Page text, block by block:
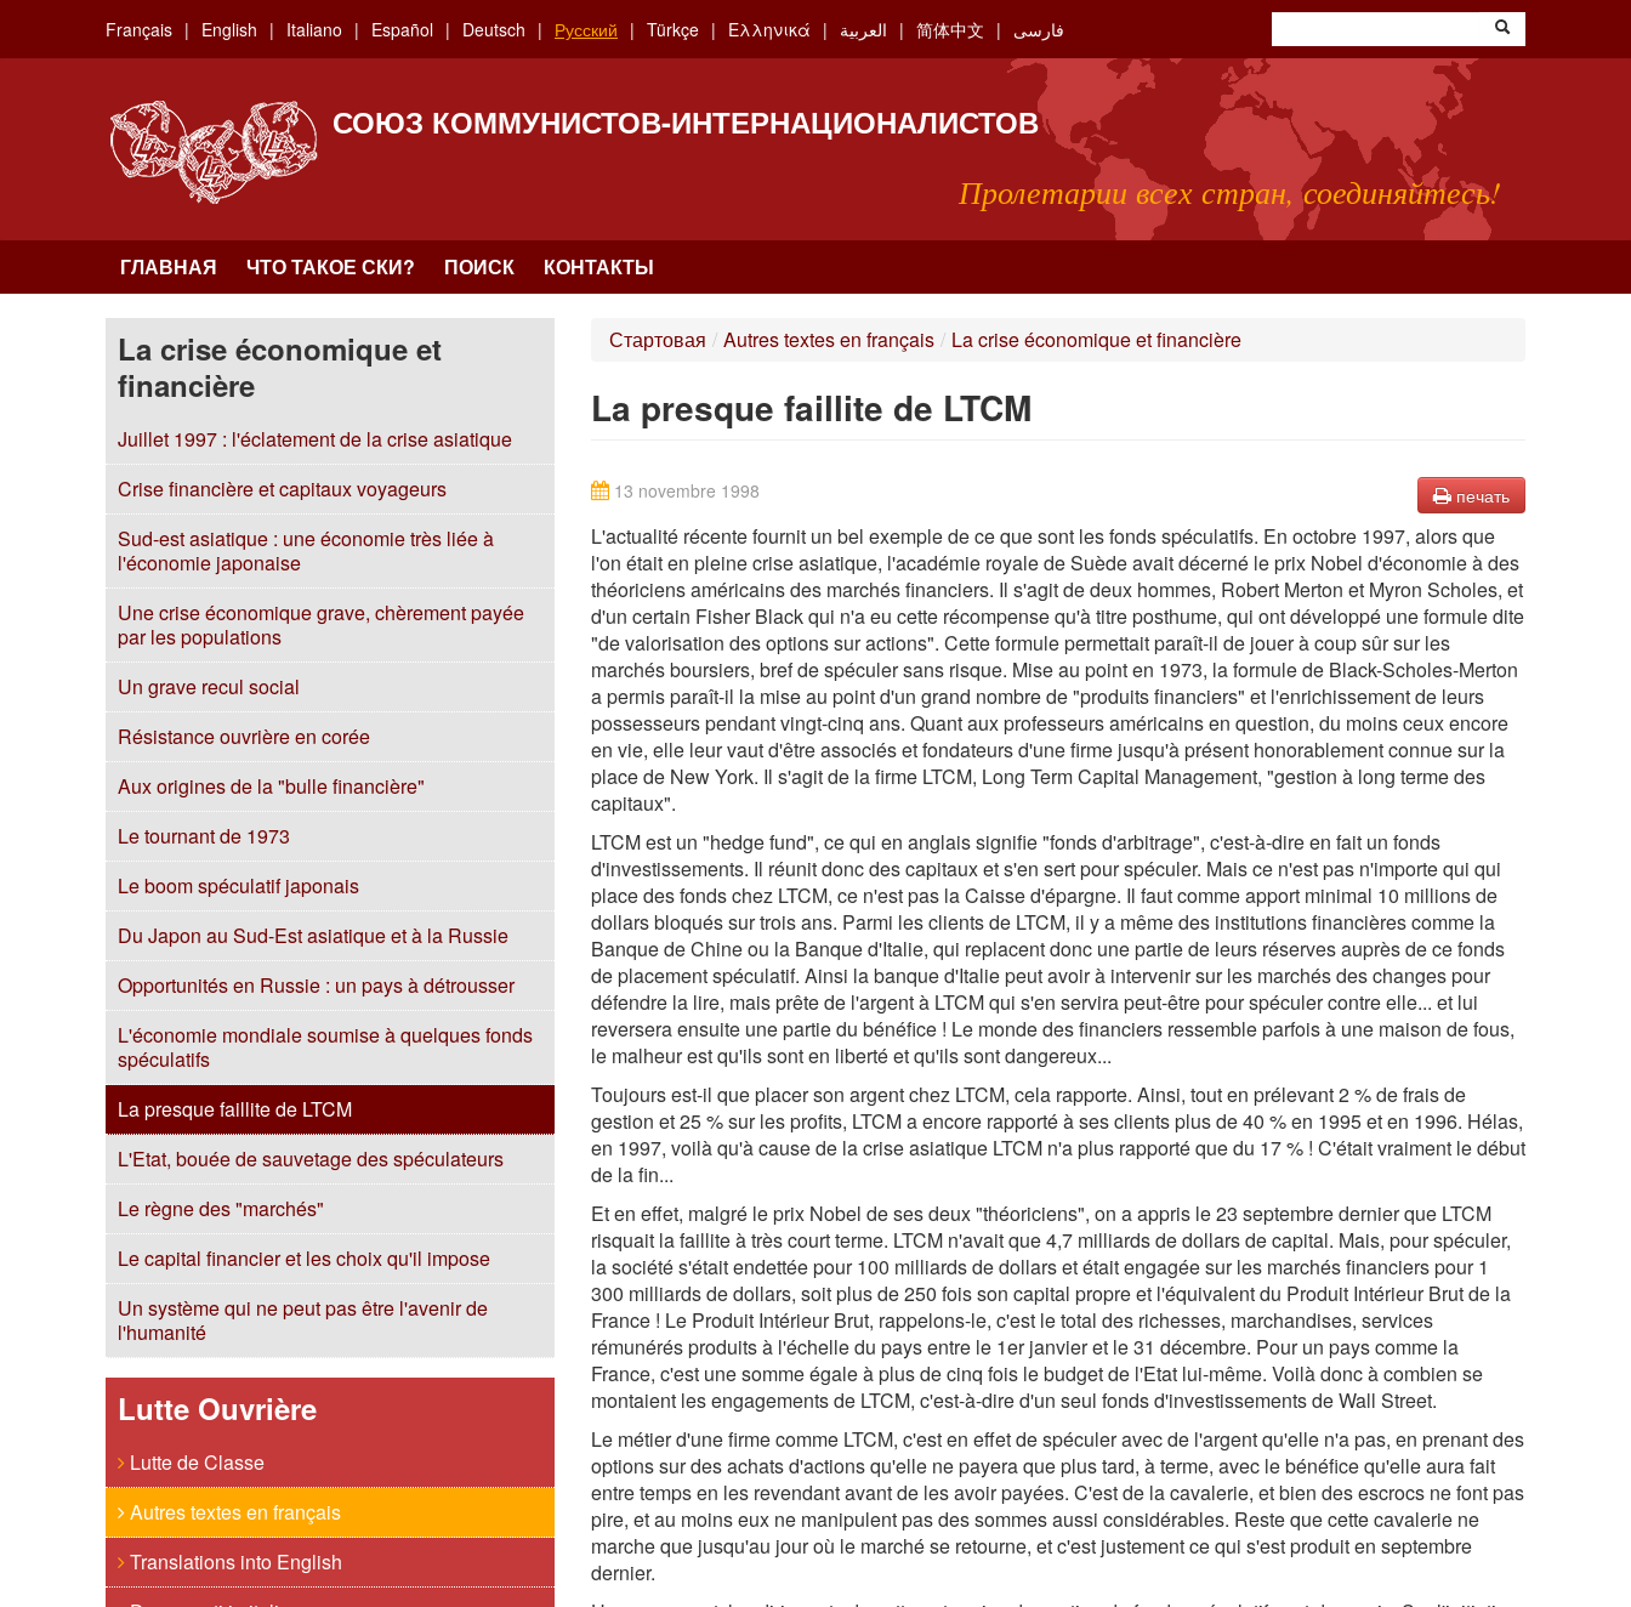
main
Français English Italiano Español Deutsch Русский Türkçe Ελληνικά العربية 简体中文 فارسی
СОЮЗ КОММУНИСТОВ-ИНТЕРНАЦИОНАЛИСТОВ
Пролетарии всех стран, соединяйтесь!
ГЛАВНАЯ ЧТО ТАКОЕ СКИ? ПОИСК КОНТАКТЫ
La crise économique et
financière
Juillet 1997 : l'éclatement de la crise asiatique
Crise financière et capitaux voyageurs
Sud-est asiatique : une économie très liée à
l'économie japonaise
Une crise économique grave, chèrement payée
par les populations
Un grave recul social
Résistance ouvrière en corée
Aux origines de la "bulle financière"
Le tournant de 1973
Le boom spéculatif japonais
Du Japon au Sud-Est asiatique et à la Russie
Opportunités en Russie : un pays à détrousser
L'économie mondiale soumise à quelques fonds
spéculatifs
La presque faillite de LTCM
L'Etat, bouée de sauvetage des spéculateurs
Le règne des "marchés"
Le capital financier et les choix qu'il impose
Un système qui ne peut pas être l'avenir de
l'humanité
Lutte Ouvrière
Lutte de Classe
Autres textes en français
Translations into English
Стартовая / Autres textes en français / La crise économique et financière
La presque faillite de LTCM
печать
13 novembre 1998
L'actualité récente fournit un bel exemple de ce que sont les fonds spéculatifs. En octobre 1997, alors que
l'on était en pleine crise asiatique, l'académie royale de Suède avait décerné le prix Nobel d'économie à des
théoriciens américains des marchés financiers. Il s'agit de deux hommes, Robert Merton et Myron Scholes, et
d'un certain Fisher Black qui n'a eu cette récompense qu'à titre posthume, qui ont développé une formule dite
"de valorisation des options sur actions". Cette formule permettait paraît-il de jouer à coup sûr sur les
marchés boursiers, bref de spéculer sans risque. Mise au point en 1973, la formule de Black-Scholes-Merton
a permis paraît-il la mise au point d'un grand nombre de "produits financiers" et l'enrichissement de leurs
possesseurs pendant vingt-cinq ans. Quant aux professeurs américains en question, du moins ceux encore
en vie, elle leur vaut d'être associés et fondateurs d'une firme jusqu'à présent honorablement connue sur la
place de New York. Il s'agit de la firme LTCM, Long Term Capital Management, "gestion à long terme des
capitaux".
LTCM est un "hedge fund", ce qui en anglais signifie "fonds d'arbitrage", c'est-à-dire en fait un fonds
d'investissements. Il réunit donc des capitaux et s'en sert pour spéculer. Mais ce n'est pas n'importe qui qui
place des fonds chez LTCM, ce n'est pas la Caisse d'épargne. Il faut comme apport minimal 10 millions de
dollars bloqués sur trois ans. Parmi les clients de LTCM, il y a même des institutions financières comme la
Banque de Chine ou la Banque d'Italie, qui replacent donc une partie de leurs réserves auprès de ce fonds
de placement spéculatif. Ainsi la banque d'Italie peut avoir à intervenir sur les marchés des changes pour
défendre la lire, mais prête de l'argent à LTCM qui s'en servira peut-être pour spéculer contre elle... et lui
reversera ensuite une partie du bénéfice ! Le monde des financiers ressemble parfois à une maison de fous,
le malheur est qu'ils sont en liberté et qu'ils sont dangereux...
Toujours est-il que placer son argent chez LTCM, cela rapporte. Ainsi, tout en prélevant 2 % de frais de
gestion et 25 % sur les profits, LTCM a encore rapporté à ses clients plus de 40 % en 1995 et en 1996. Hélas,
en 1997, voilà qu'à cause de la crise asiatique LTCM n'a plus rapporté que du 17 % ! C'était vraiment le début
de la fin...
Et en effet, malgré le prix Nobel de ses deux "théoriciens", on a appris le 23 septembre dernier que LTCM
risquait la faillite à très court terme. LTCM n'avait que 4,7 milliards de dollars de capital. Mais, pour spéculer,
la société s'était endettée pour 100 milliards de dollars et était engagée sur les marchés financiers pour 1
300 milliards de dollars, soit plus de 250 fois son capital propre et l'équivalent du Produit Intérieur Brut de la
France ! Le Produit Intérieur Brut, rappelons-le, c'est le total des richesses, marchandises, services
rémunérés produits à l'échelle du pays entre le 1er janvier et le 31 décembre. Pour un pays comme la
France, c'est une somme égale à plus de cinq fois le budget de l'Etat lui-même. Voilà donc à combien se
montaient les engagements de LTCM, c'est-à-dire d'un seul fonds d'investissements de Wall Street.
Le métier d'une firme comme LTCM, c'est en effet de spéculer avec de l'argent qu'elle n'a pas, en prenant des
options sur des achats d'actions qu'elle ne payera que plus tard, à terme, avec le bénéfice qu'elle aura fait
entre temps en les revendant avant de les avoir payées. C'est de la cavalerie, et bien des escrocs ne font pas
pire, et au moins eux ne manipulent pas des sommes aussi considérables. Reste que cette cavalerie ne
marche que jusqu'au jour où le marché se retourne, et c'est justement ce qui s'est produit en septembre
dernier.